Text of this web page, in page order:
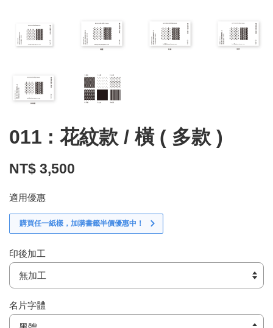
011 : 花紋款 / 橫 ( 多款 )
NT$ 3,500
適用優惠
購買任一紙樣，加購書籤半價優惠中！
印後加工
名片字體